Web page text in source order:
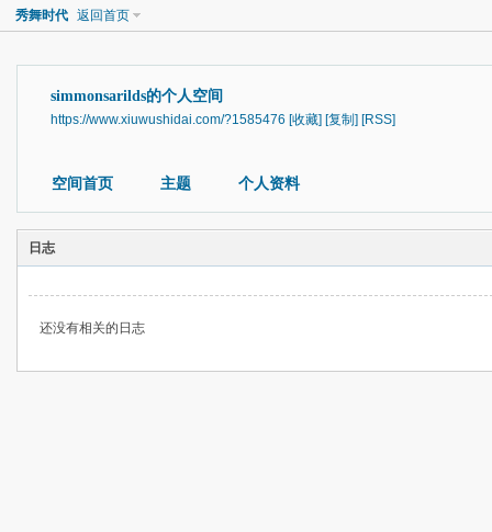
秀舞时代 返回首页
simmonsarilds的个人空间
https://www.xiuwushidai.com/?1585476 [收藏] [复制] [RSS]
空间首页 主题 个人资料
日志
还没有相关的日志